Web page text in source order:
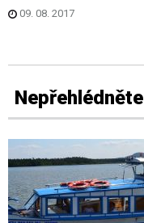
09. 08. 2017
Nepřehlédněte